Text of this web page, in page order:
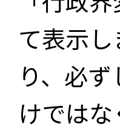
て表示
り、必
けでは